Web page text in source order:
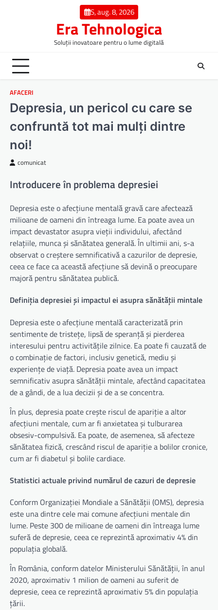
S, aug. 8, 2026
Era Tehnologica
Soluții inovatoare pentru o lume digitală
AFACERI
Depresia, un pericol cu care se
confruntă tot mai mulți dintre
noi!
comunicat
Introducere în problema depresiei
Depresia este o afecțiune mentală gravă care afectează
milioane de oameni din întreaga lume. Ea poate avea un
impact devastator asupra vieții individului, afectând
relațiile, munca și sănătatea generală. În ultimii ani, s-a
observat o creștere semnificativă a cazurilor de depresie,
ceea ce face ca această afecțiune să devină o preocupare
majoră pentru sănătatea publică.
Definiția depresiei și impactul ei asupra sănătății mintale
Depresia este o afecțiune mentală caracterizată prin
sentimente de tristețe, lipsă de speranță și pierderea
interesului pentru activitățile zilnice. Ea poate fi cauzată de
o combinație de factori, inclusiv genetică, mediu și
experiențe de viață. Depresia poate avea un impact
semnificativ asupra sănătății mintale, afectând capacitatea
de a gândi, de a lua decizii și de a se concentra.
În plus, depresia poate crește riscul de apariție a altor
afecțiuni mentale, cum ar fi anxietatea și tulburarea
obsesiv-compulsivă. Ea poate, de asemenea, să afecteze
sănătatea fizică, crescând riscul de apariție a bolilor cronice,
cum ar fi diabetul și bolile cardiace.
Statistici actuale privind numărul de cazuri de depresie
Conform Organizației Mondiale a Sănătății (OMS), depresia
este una dintre cele mai comune afecțiuni mentale din
lume. Peste 300 de milioane de oameni din întreaga lume
suferă de depresie, ceea ce reprezintă aproximativ 4% din
populația globală.
În România, conform datelor Ministerului Sănătății, în anul
2020, aproximativ 1 milion de oameni au suferit de
depresie, ceea ce reprezintă aproximativ 5% din populația
țării.